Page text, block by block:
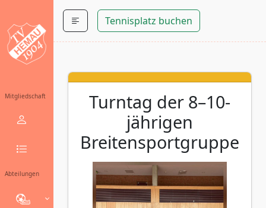
Mitgliedschaft
Abteilungen
Tennisplatz buchen
Turntag der 8–10-
jährigen
Breitensportgruppe